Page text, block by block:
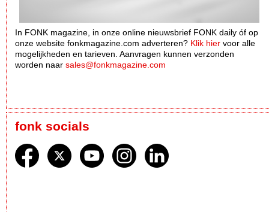
In FONK magazine, in onze online nieuwsbrief FONK daily óf op
onze website fonkmagazine.com adverteren? Klik hier voor alle
mogelijkheden en tarieven. Aanvragen kunnen verzonden
worden naar sales@fonkmagazine.com
fonk socials